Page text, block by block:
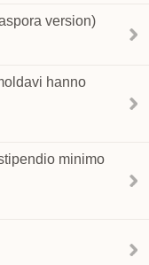
version)
hanno
minimo